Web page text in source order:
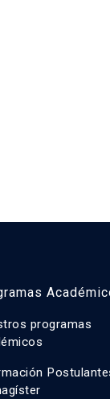
programas